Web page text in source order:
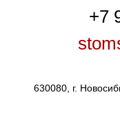
+7
630080, г.